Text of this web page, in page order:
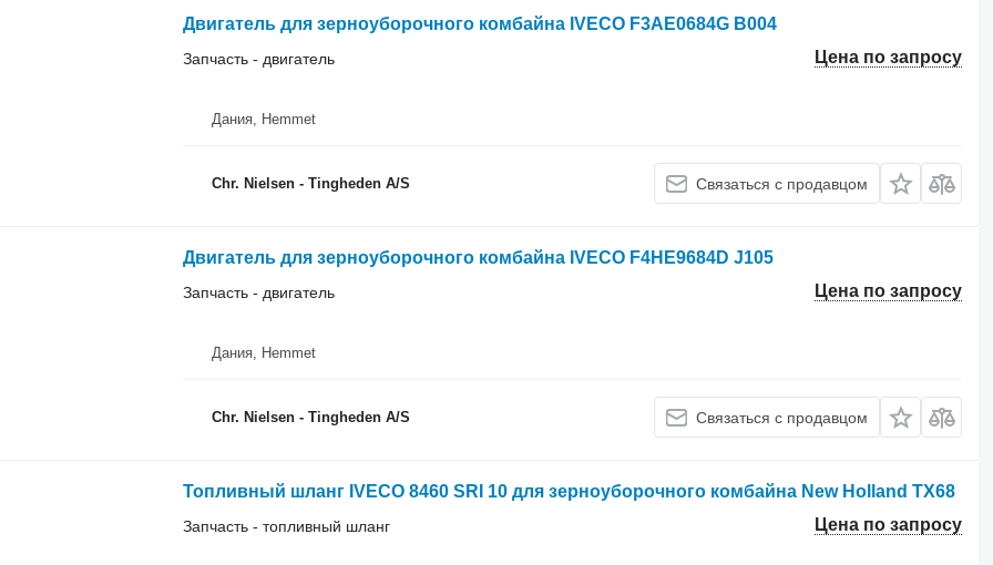
Двигатель для зерноуборочного комбайна IVECO F3AE0684G B004
Цена по запросу
Запчасть - двигатель
Дания, Hemmet
Chr. Nielsen - Tingheden A/S Связаться с продавцом
Двигатель для зерноуборочного комбайна IVECO F4HE9684D J105
Цена по запросу
Запчасть - двигатель
Дания, Hemmet
Chr. Nielsen - Tingheden A/S Связаться с продавцом
Топливный шланг IVECO 8460 SRI 10 для зерноуборочного комбайна New Holland TX68
Цена по запросу
Запчасть - топливный шланг